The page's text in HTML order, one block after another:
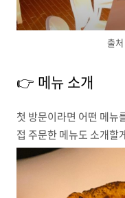
출
👉 메뉴 소개
첫 방문이라면 어떤 메뉴
접 주문한 메뉴도 소개할